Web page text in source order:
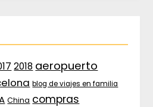
2018 aeropuerto
blog de viajes en familia
China compras